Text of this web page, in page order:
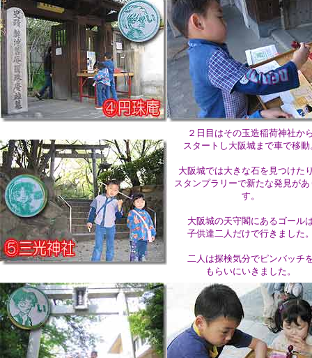
２日目はその玉造稲荷神社か
スタートし大阪城まで車で移動
大阪城では大きな石を見つけた
スタンプラリーで新たな発見があ
す。
大阪城の天守閣にあるゴール
子供達二人だけで行きました
二人は探検気分でピンバッチ
もらいにいきました。